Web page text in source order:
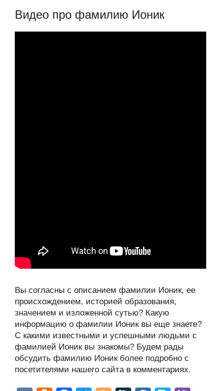
Видео про фамилию Ионик
Вы согласны с описанием фамилии Ионик, ее
происхождением, историей образования,
значением и изложенной сутью? Какую
информацию о фамилии Ионик вы еще знаете?
С какими известными и успешными людьми с
фамилией Ионик вы знакомы? Будем рады
обсудить фамилию Ионик более подробно с
посетителями нашего сайта в комментариях.